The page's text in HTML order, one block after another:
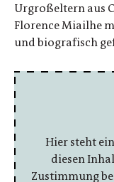
Urgroßeltern aus
Florence Miailhe
und biografisch
Hier steht
diesen
Zustimmung